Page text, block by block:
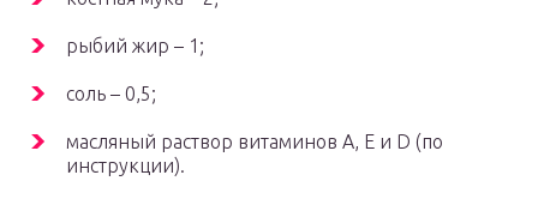
рыбий жир – 1;
соль – 0,5;
масляный раствор витаминов А, Е и D (по
инструкции).